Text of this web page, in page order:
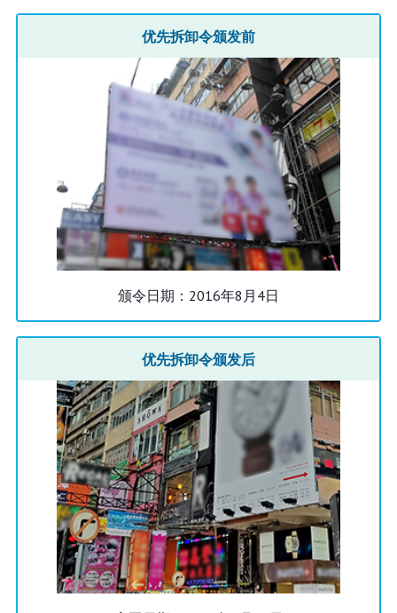
优先拆卸令颁发前
颁令日期：2016年8月4日
优先拆卸令颁发后